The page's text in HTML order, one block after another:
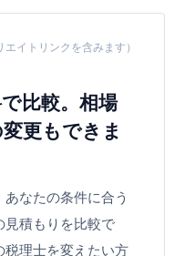
イトリンクを含みます）
比較。相場
更もできま
あなたの条件に合う
見積もりを比較で
税理士を変えたい方